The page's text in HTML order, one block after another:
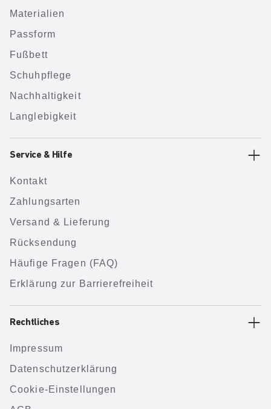
Materialien
Passform
Fußbett
Schuhpflege
Nachhaltigkeit
Langlebigkeit
Service & Hilfe
Kontakt
Zahlungsarten
Versand & Lieferung
Rücksendung
Häufige Fragen (FAQ)
Erklärung zur Barrierefreiheit
Rechtliches
Impressum
Datenschutzerklärung
Cookie-Einstellungen